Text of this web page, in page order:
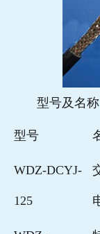
型号及名称
型号
WDZ-DCYJ-
125